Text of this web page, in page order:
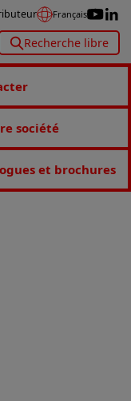
Français
Recherche libre
société
et brochures